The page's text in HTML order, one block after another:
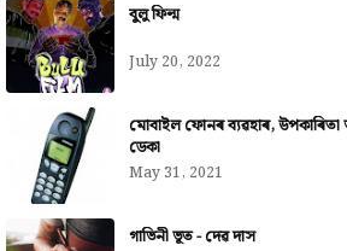
বুলু ফিল্ম
July 20, 2022
মোবাইল ফোনৰ ব্যৱহাৰ,
ডেকা
May 31, 2021
গাভিনী ভূত - দেৱ দাস